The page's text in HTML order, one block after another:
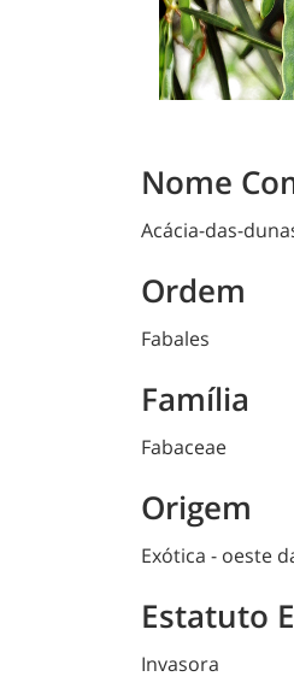
Nome
Acácia-das-
Ordem
Fabales
Família
Fabaceae
Origem
Exótica - oeste
Estatuto
Invasora